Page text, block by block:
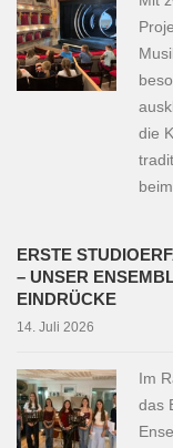
die
ERSTE
– UNSER
EINDRÜCKE
14. Juli 2026
Im
das